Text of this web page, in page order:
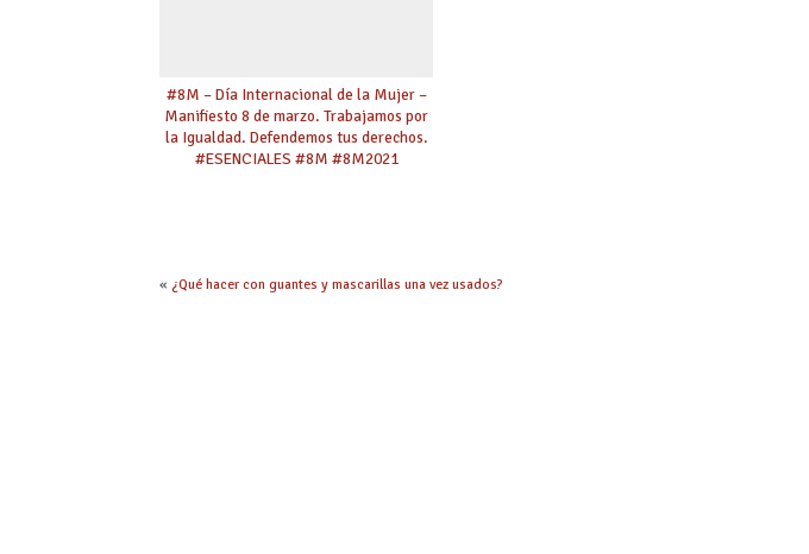
#8M – Día Internacional de la Mujer –
Manifiesto 8 de marzo. Trabajamos por
la Igualdad. Defendemos tus derechos.
#ESENCIALES #8M #8M2021
« ¿Qué hacer con guantes y mascarillas una vez usados?